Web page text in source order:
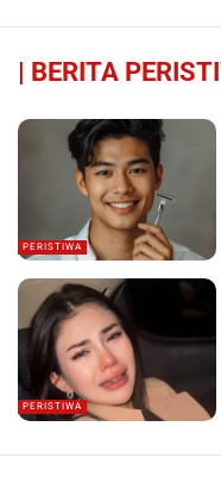
| BERITA
PERISTIWA
PERISTIWA